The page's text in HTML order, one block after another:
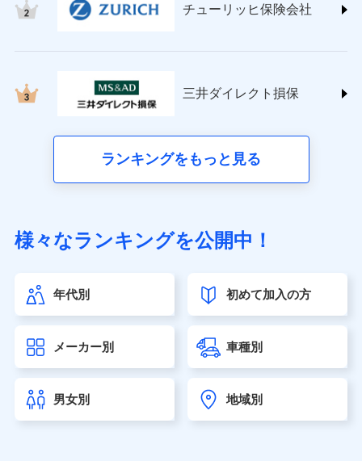
(https://www.nisshinfire.co.jp/)
(https://www.petfamilyins.co.jp/)
ins.com/)
三井ダイレクト損害保険株式会社
（https://www.sonylife.co.jp）
第一ネオ生命保険株式会社（https://neofirst.co.jp/）
大樹生命保険株式会社（https://www.taiju-life.co.jp）
seimei.co.jp）
チューリッヒ生命保険株式会社
東京海上日動あんしん生命保険株式会社
（https://www.tmn-anshin.co.jp/）
チューリッヒ保険会社
三井ダイレクト損保
ランキングをもっと見る
様々なランキングを公開中！
年代別 初めて加入の方
メーカー別 車種別
男女別 地域別